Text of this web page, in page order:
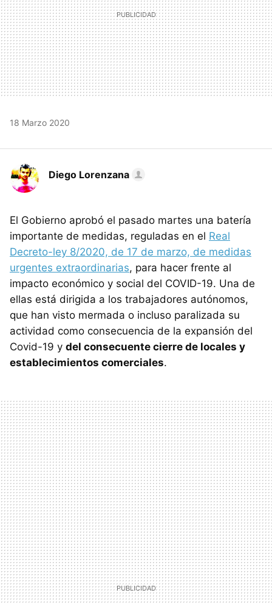
18 Marzo 2020
Diego Lorenzana
El Gobierno aprobó el pasado martes una batería
importante de medidas, reguladas en el Real
Decreto-ley 8/2020, de 17 de marzo, de medidas
urgentes extraordinarias, para hacer frente al
impacto económico y social del COVID-19. Una de
ellas está dirigida a los trabajadores autónomos,
que han visto mermada o incluso paralizada su
actividad como consecuencia de la expansión del
Covid-19 y del consecuente cierre de locales y
establecimientos comerciales.